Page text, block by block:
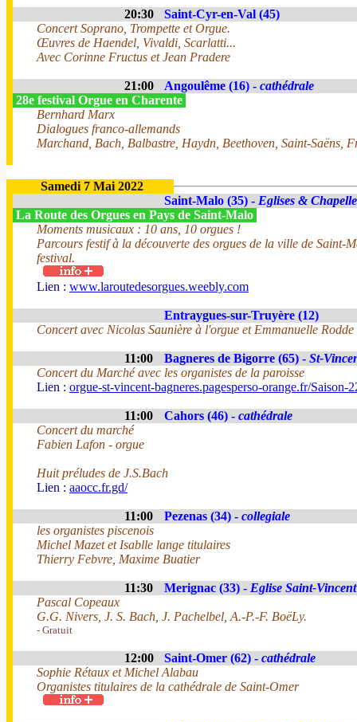
20:30
Saint-Cyr-en-Val (45)
Concert Soprano, Trompette et Orgue.
Œuvres de Haendel, Vivaldi, Scarlatti...
Avec Corinne Fructus et Jean Pradere
21:00 Angoulême (16) - cathédrale
28e festival Orgue en Charente
Bernhard Marx
Dialogues franco-allemands
Marchand, Bach, Balbastre, Haydn, Beethoven, Saint-Saëns,
Samedi 7 Mai 2022
Saint-Malo (35) - Eglises &
La Route des Orgues en Pays de Saint-Malo
Moments musicaux : 10 ans, 10 orgues !
Parcours festif à la découverte des orgues de la ville de Saint-
festival.
Lien : www.laroutedesorgues.weebly.com
Entraygues-sur-Truyère (12)
Concert avec Nicolas Saunière à l'orgue et Emmanuelle
11:00 Bagneres de Bigorre (65) - St-
Concert du Marché avec les organistes de la paroisse
Lien : orgue-st-vincent-bagneres.pagesperso-orange.fr/Saison-
11:00 Cahors (46) - cathédrale
Concert du marché
Fabien Lafon - orgue
Huit préludes de J.S.Bach
Lien : aaocc.fr.gd/
11:00 Pezenas (34) - collegiale
les organistes piscenois
Michel Mazet et Isablle lange titulaires
Thierry Febvre, Maxime Buatier
11:30 Merignac (33) - Eglise Saint-Vincent
Pascal Copeaux
G.G. Nivers, J. S. Bach, J. Pachelbel, A.-P.-F. BoëLy.
- Gratuit
12:00 Saint-Omer (62) - cathédrale
Sophie Rétaux et Michel Alabau
Organistes titulaires de la cathédrale de Saint-Omer